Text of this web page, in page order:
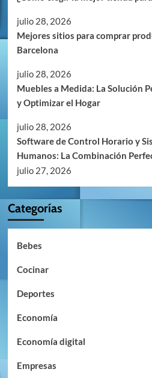
julio 28, 2026
Mejores sitios para comprar
Barcelona
julio 28, 2026
Muebles a Medida: La Solución
y Optimizar el Hogar
julio 28, 2026
Software de Control Horario y
Humanos: La Combinación
julio 27, 2026
Categorías
Bebes
Cocinar
Deportes
Economía
Economía digital
Empresas